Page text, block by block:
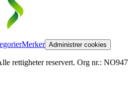
Merker Administrer cookies
rettigheter reservert. Org nr.: NO947